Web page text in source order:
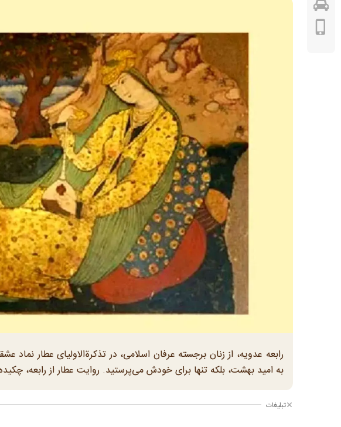
رابعه عدویه، از زنان برجسته عرفان اسلامی، در تذکرة‌الاولیای عطار
به امید بهشت، بلکه تنها برای خودش می‌پرستید. روایت عطار از رابعه،
تبلیغات